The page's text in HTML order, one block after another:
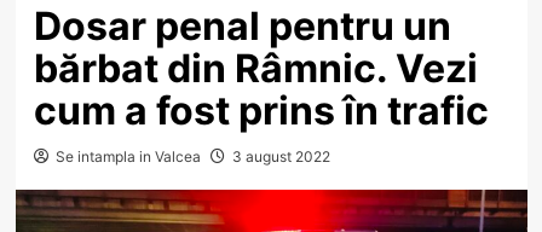
Dosar penal pentru un
bărbat din Râmnic. Vezi
cum a fost prins în trafic
Se intampla in Valcea 3 august 2022